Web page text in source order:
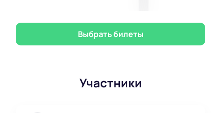
Выбрать билеты
Участники